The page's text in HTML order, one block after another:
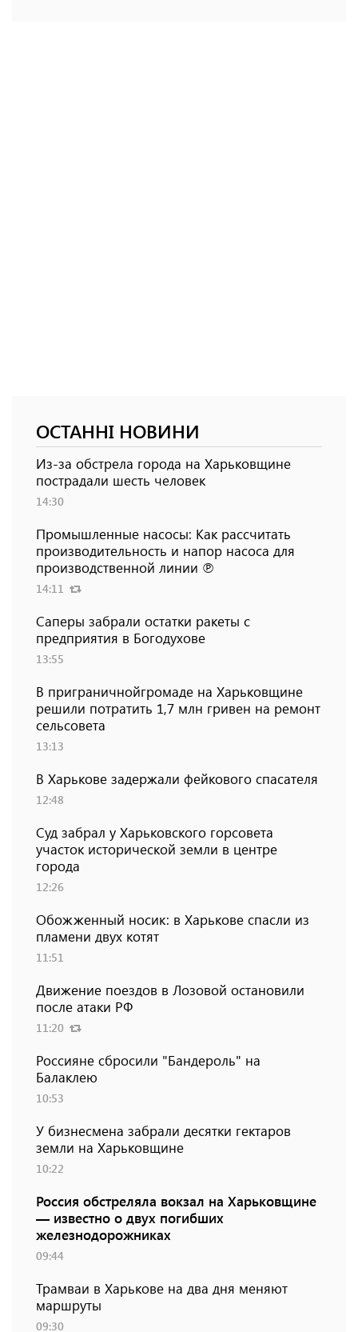
ОСТАННІ НОВИНИ
Из-за обстрела города на Харьковщине
пострадали шесть человек
14:30
Промышленные насосы: Как рассчитать
производительность и напор насоса для
производственной линии ℗
14:11
Саперы забрали остатки ракеты с
предприятия в Богодухове
13:55
В приграничнойгромаде на Харьковщине
решили потратить 1,7 млн ​​гривен на ремонт
сельсовета
13:13
В Харькове задержали фейкового спасателя
12:48
Суд забрал у Харьковского горсовета
участок исторической земли в центре
города
12:26
Обожженный носик: в Харькове спасли из
пламени двух котят
11:51
Движение поездов в Лозовой остановили
после атаки РФ
11:20
Россияне сбросили "Бандероль" на
Балаклею
10:53
У бизнесмена забрали десятки гектаров
земли на Харьковщине
10:22
Россия обстреляла вокзал на Харьковщине
— известно о двух погибших
железнодорожниках
09:44
Трамваи в Харькове на два дня меняют
маршруты
09:30